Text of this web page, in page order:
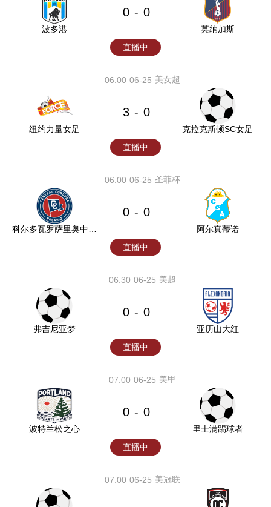
波多港
0 - 0
莫纳加斯
直播中
06-25
06:00 美女超
纽约力量女足
3 - 0
克拉克斯顿SC女足
直播中
06-25
06:00 圣菲杯
科尔多瓦罗萨里奥中央
0 - 0
阿尔真蒂诺
直播中
06-25
06:30 美超
弗吉尼亚梦
0 - 0
亚历山大红
直播中
06-25
07:00 美甲
波特兰松之心
0 - 0
里士满踢球者
直播中
06-25
07:00 美冠联